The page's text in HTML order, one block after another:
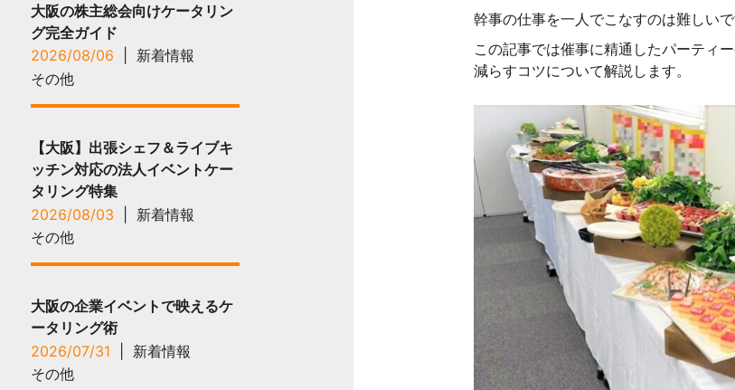
幹事の仕事を一人でこなすのは難しいで
この記事では催事に精通したパーティ
減らすコツについて解説します。
大阪の株主総会向けケータリン
グ完全ガイド
2026/08/06
新着情報
その他
【大阪】出張シェフ＆ライブキ
ッチン対応の法人イベントケー
タリング特集
2026/08/03
新着情報
その他
大阪の企業イベントで映えるケ
ータリング術
2026/07/31
新着情報
その他